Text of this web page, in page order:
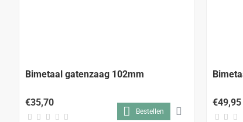
Bimetaal gatenzaag 102mm
€35,70
Bestellen
€49,95